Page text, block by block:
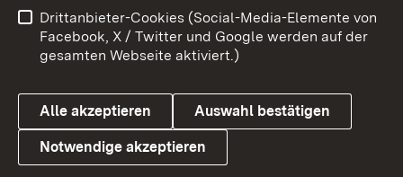
Link zum Landesportal
Benutzungshinweise
Barrierefreiheit
Datenschutz
Cookies
Drittanbieter-Cookies (Social-Media-Elemente von
Facebook, X / Twitter und Google werden auf der
gesamten Webseite aktiviert.)
Alle akzeptieren Auswahl bestätigen
Notwendige akzeptieren